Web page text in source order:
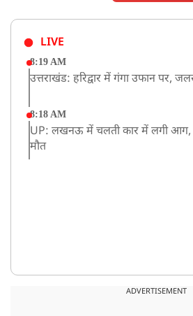
LIVE
8:19 AM
उत्तराखंड: हरिद्वार में गंगा उफान पर,
8:18 AM
UP: लखनऊ में चलती कार में लगी
मौत
ADVERTISEMENT